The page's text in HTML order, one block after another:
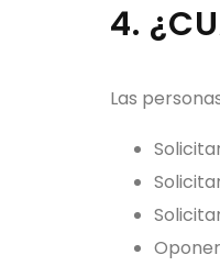
4.
Las